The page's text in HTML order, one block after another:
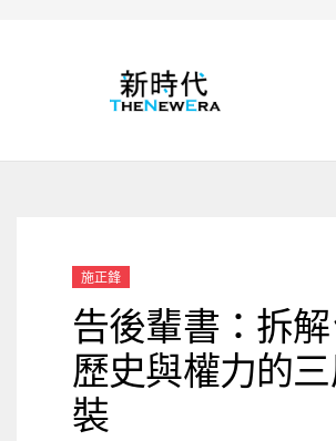
施正鋒
告後輩書：拆
歷史與權力的
裝